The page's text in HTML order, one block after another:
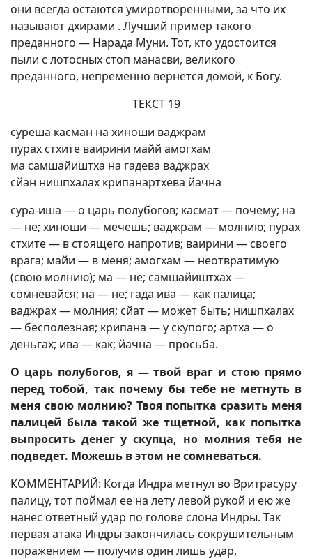
они всегда остаются умиротворенными, за что их
называют дхирами . Лучший пример такого
преданного — Нарада Муни. Тот, кто удостоится
пыли с лотосных стоп манасви, великого
преданного, непременно вернется домой, к Богу.
ТЕКСТ 19
суреша касман на хиноши ваджрам
пурах стхите ваирини майй амогхам
ма самшайиштха на гадева ваджрах
сйан нишпхалах крипанартхева йачна
сура-иша — о царь полубогов; касмат — почему; на
— не; хиноши — мечешь; ваджрам — молнию; пурах
стхите — в стоящего напротив; ваирини — своего
врага; майи — в меня; амогхам — неотвратимую
(свою молнию); ма — не; самшайиштхах —
сомневайся; на — не; гада ива — как палица;
ваджрах — молния; сйат — может быть; нишпхалах
— бесполезная; крипана — у скупого; артха — о
деньгах; ива — как; йачна — просьба.
О царь полубогов, я — твой враг и стою прямо
перед тобой, так почему бы тебе не метнуть в
меня свою молнию? Твоя попытка сразить меня
палицей была такой же тщетной, как попытка
выпросить денег у скупца, но молния тебя не
подведет. Можешь в этом не сомневаться.
КОММЕНТАРИЙ: Когда Индра метнул во Вритрасуру
палицу, тот поймал ее на лету левой рукой и ею же
нанес ответный удар по голове слона Индры. Так
первая атака Индры закончилась сокрушительным
поражением — получив один лишь удар,